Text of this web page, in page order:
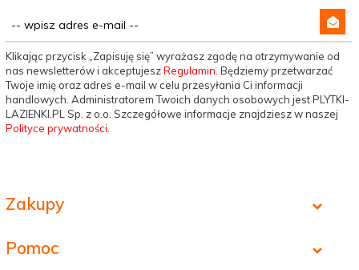
Klikając przycisk „Zapisuję się” wyrażasz zgodę na otrzymywanie od
nas newsletterów i akceptujeszRegulamin. Będziemy przetwarzać
Twoje imię oraz adres e-mail w celu przesyłania Ci informacji
handlowych. Administratorem Twoich danych osobowych jest PLYTKI-
LAZIENKI.PL Sp. z o.o. Szczegółowe informacje znajdziesz w naszej
Polityce prywatności.
Zakupy
Pomoc